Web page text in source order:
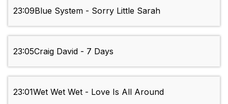
23:09Blue System - Sorry Little Sarah
23:05Craig David - 7 Days
23:01Wet Wet Wet - Love Is All Around